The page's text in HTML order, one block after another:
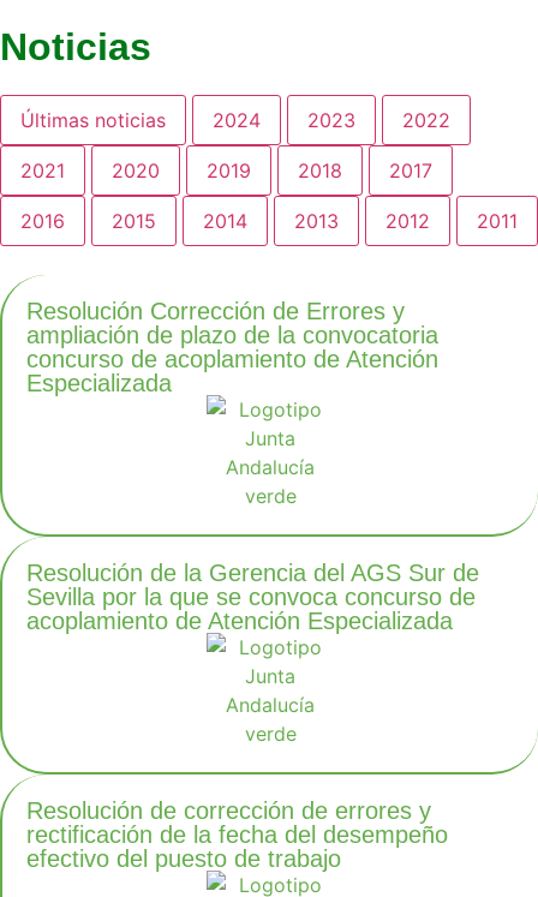
Noticias
Últimas noticias 2024 2023 2022
2021 2020 2019 2018 2017
2016 2015 2014 2013 2012 2011
Resolución Corrección de Errores y
ampliación de plazo de la convocatoria
concurso de acoplamiento de Atención
Especializada
Resolución de la Gerencia del AGS Sur de
Sevilla por la que se convoca concurso de
acoplamiento de Atención Especializada
Resolución de corrección de errores y
rectificación de la fecha del desempeño
efectivo del puesto de trabajo